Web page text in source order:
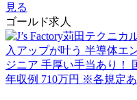
見る
ゴールド求人